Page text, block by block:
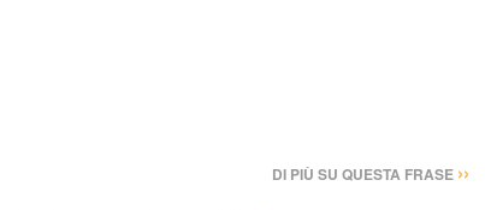
DI PIÙ SU QUESTA FRASE ››